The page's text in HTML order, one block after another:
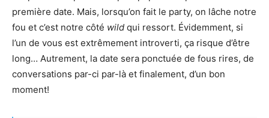
première date. Mais, lorsqu’on fait le party, on lâche notre
fou et c’est notre côté wild qui ressort. Évidemment, si
l’un de vous est extrêmement introverti, ça risque d’être
long… Autrement, la date sera ponctuée de fous rires, de
conversations par-ci par-là et finalement, d’un bon
moment!